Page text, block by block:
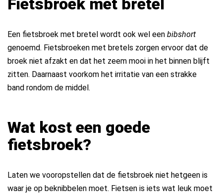
Fietsbroek met bretel
Een fietsbroek met bretel wordt ook wel een bibshort
genoemd. Fietsbroeken met bretels zorgen ervoor dat de
broek niet afzakt en dat het zeem mooi in het binnen blijft
zitten. Daarnaast voorkom het irritatie van een strakke
band rondom de middel.
Wat kost een goede
fietsbroek?
Laten we vooropstellen dat de fietsbroek niet hetgeen is
waar je op beknibbelen moet. Fietsen is iets wat leuk moet